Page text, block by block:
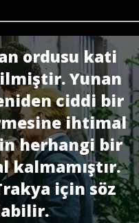
ordusu kati
Yunan
ciddi bir
ihtimal
herhangi bir
kalmamıştır.
için söz